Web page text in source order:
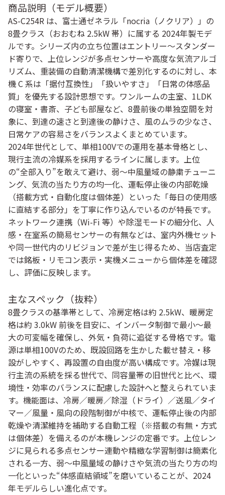
商品説明（モデル概要）
AS-C254R は、富士通ゼネラル「nocria（ノクリア）」の
8畳クラス（おおむね 2.5kW 帯）に属する 2024年製モデ
ルです。シリーズ内の立ち位置はエントリー〜スタンダー
ド寄りで、上位レンジが多点センサーや高度な気流アルゴ
リズム、重装備の自動清潔機構で差別化するのに対し、本
機 C 系は「据付互換性」「扱いやすさ」「日常の体感品
質」を優先する設計思想です。ワンルームの主室、1LDK
の寝室・書斎、子ども部屋など、8畳前後の単独空間を対
象に、到達の速さと到達後の静けさ、風のムラの少なさ、
日常ケアの容易さをバランスよくまとめています。
2024年世代として、単相100Vでの運用を基本骨格とし、
現行主流の冷媒系を採用するラインに属します。上位
の“全部入り”を敢えて避け、弱〜中風量域の静粛チューニ
ング、気流の当たり方の均一化、運転停止後の内部乾燥
（搭載方式・自動化度は個体差）といった「毎日の使用感
に直結する部分」を丁寧に作り込んでいるのが特長です。
ネットワーク連携（Wi-Fi 等）や除湿モードの細分化、人
感・在室系の簡易センサーの有無などは、室内外機セット
や同一世代内のリビジョンで差が生じ得るため、当店査定
では銘板・リモコン表示・実機メニューから個体差を確認
し、評価に反映します。
主なスペック（抜粋）
8畳クラスの基準帯として、冷房定格は約 2.5kW、暖房定
格は約 3.0kW 前後を目安に、インバータ制御で最小〜最
大の可変幅を確保し、外気・負荷に追従する骨格です。電
源は単相100Vのため、既設回路を生かした載せ替え・移
設がしやすく、再設置の自由度が高い構成です。冷媒は現
行主流の系統を採る世代で、同容量帯の旧世代と比べ、環
境性・効率のバランスに配慮した設計へと整えられていま
す。機能面は、冷房／暖房／除湿（ドライ）／送風／タイ
マー／風量・風向の段階制御が中核で、運転停止後の内部
乾燥や清潔維持を補助する自動工程（※搭載の有無・方式
は個体差）を備えるのが本機レンジの定番です。上位レン
ジに見られる多点センサー連動や精緻な学習制御は簡素化
される一方、 弱〜中風量域の静けさや気流の当たり方の均
一化といった“体感直結領域”を磨いていることが、2024
年モデルらしい進化点です。